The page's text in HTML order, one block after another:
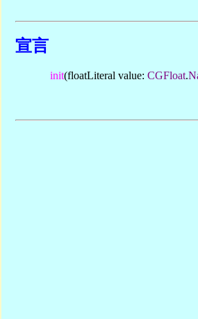
宣言
init(floatLiteral value: CGFloat.